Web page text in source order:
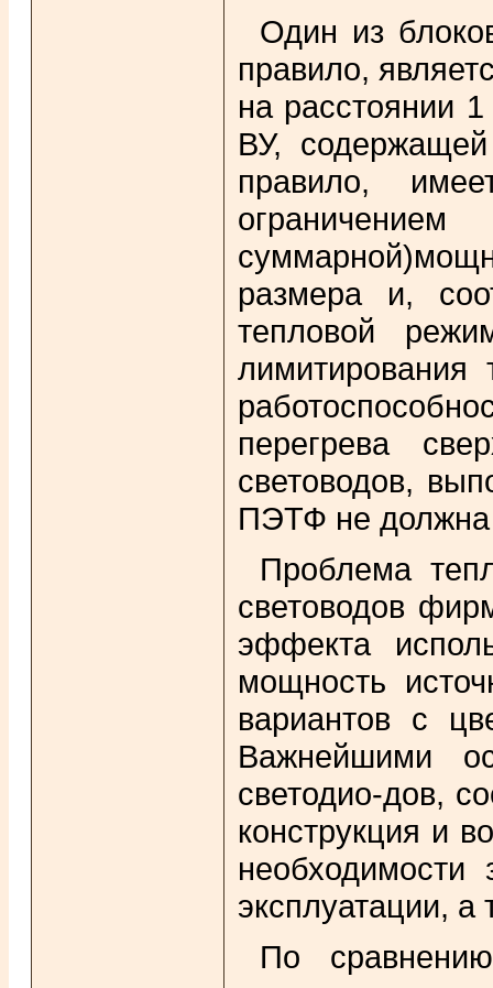
Один из
правило,
на расстоянии
ВУ,
правило,
размера и,
тепловой
перегрева
световодов,
ПЭТФ не
Проблема
световодов
эффекта
мощность
вариантов с
Важнейшими
светодио-дов,
конструкция и
необходимости
эксплуатации,
По